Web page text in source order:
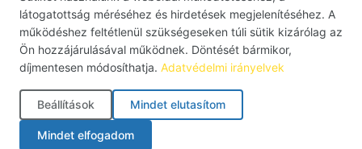
© Debrecenben Hallottam – Minden jog fenntartva – 2026 |
Impresszum
| Adatkezelési tájékoztató |
Cookie-beállítások
látogatottság méréséhez és hirdetések megjelenítéséhez. A
működéshez feltétlenül szükségeseken túli sütik kizárólag az
Ön hozzájárulásával működnek. Döntését bármikor,
díjmentesen módosíthatja. Adatvédelmi irányelvek
Beállítások Mindet elutasítom
Mindet elfogadom